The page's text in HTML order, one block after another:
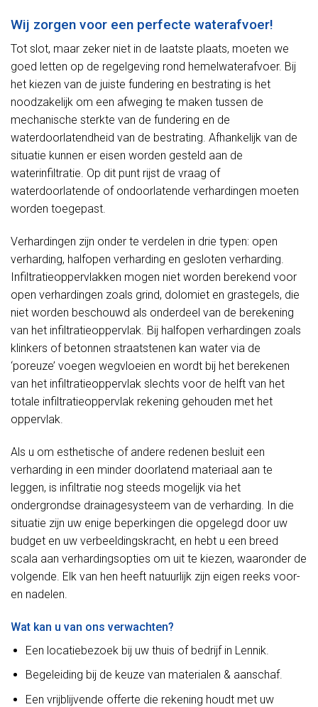
Wij zorgen voor een perfecte waterafvoer!
Tot slot, maar zeker niet in de laatste plaats, moeten we
goed letten op de regelgeving rond hemelwaterafvoer. Bij
het kiezen van de juiste fundering en bestrating is het
noodzakelijk om een afweging te maken tussen de
mechanische sterkte van de fundering en de
waterdoorlatendheid van de bestrating. Afhankelijk van de
situatie kunnen er eisen worden gesteld aan de
waterinfiltratie. Op dit punt rijst de vraag of
waterdoorlatende of ondoorlatende verhardingen moeten
worden toegepast.
Verhardingen zijn onder te verdelen in drie typen: open
verharding, halfopen verharding en gesloten verharding.
Infiltratieoppervlakken mogen niet worden berekend voor
open verhardingen zoals grind, dolomiet en grastegels, die
niet worden beschouwd als onderdeel van de berekening
van het infiltratieoppervlak. Bij halfopen verhardingen zoals
klinkers of betonnen straatstenen kan water via de
‘poreuze’ voegen wegvloeien en wordt bij het berekenen
van het infiltratieoppervlak slechts voor de helft van het
totale infiltratieoppervlak rekening gehouden met het
oppervlak.
Als u om esthetische of andere redenen besluit een
verharding in een minder doorlatend materiaal aan te
leggen, is infiltratie nog steeds mogelijk via het
ondergrondse drainagesysteem van de verharding. In die
situatie zijn uw enige beperkingen die opgelegd door uw
budget en uw verbeeldingskracht, en hebt u een breed
scala aan verhardingsopties om uit te kiezen, waaronder de
volgende. Elk van hen heeft natuurlijk zijn eigen reeks voor-
en nadelen.
Wat kan u van ons verwachten?
Een locatiebezoek bij uw thuis of bedrijf in Lennik.
Begeleiding bij de keuze van materialen & aanschaf.
Een vrijblijvende offerte die rekening houdt met uw